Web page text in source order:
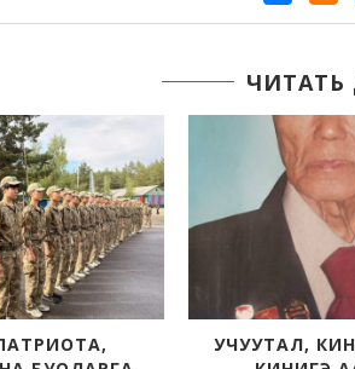
ЧИТАТЬ
АЙААЛ ЧИЧИГИНАРОВ,